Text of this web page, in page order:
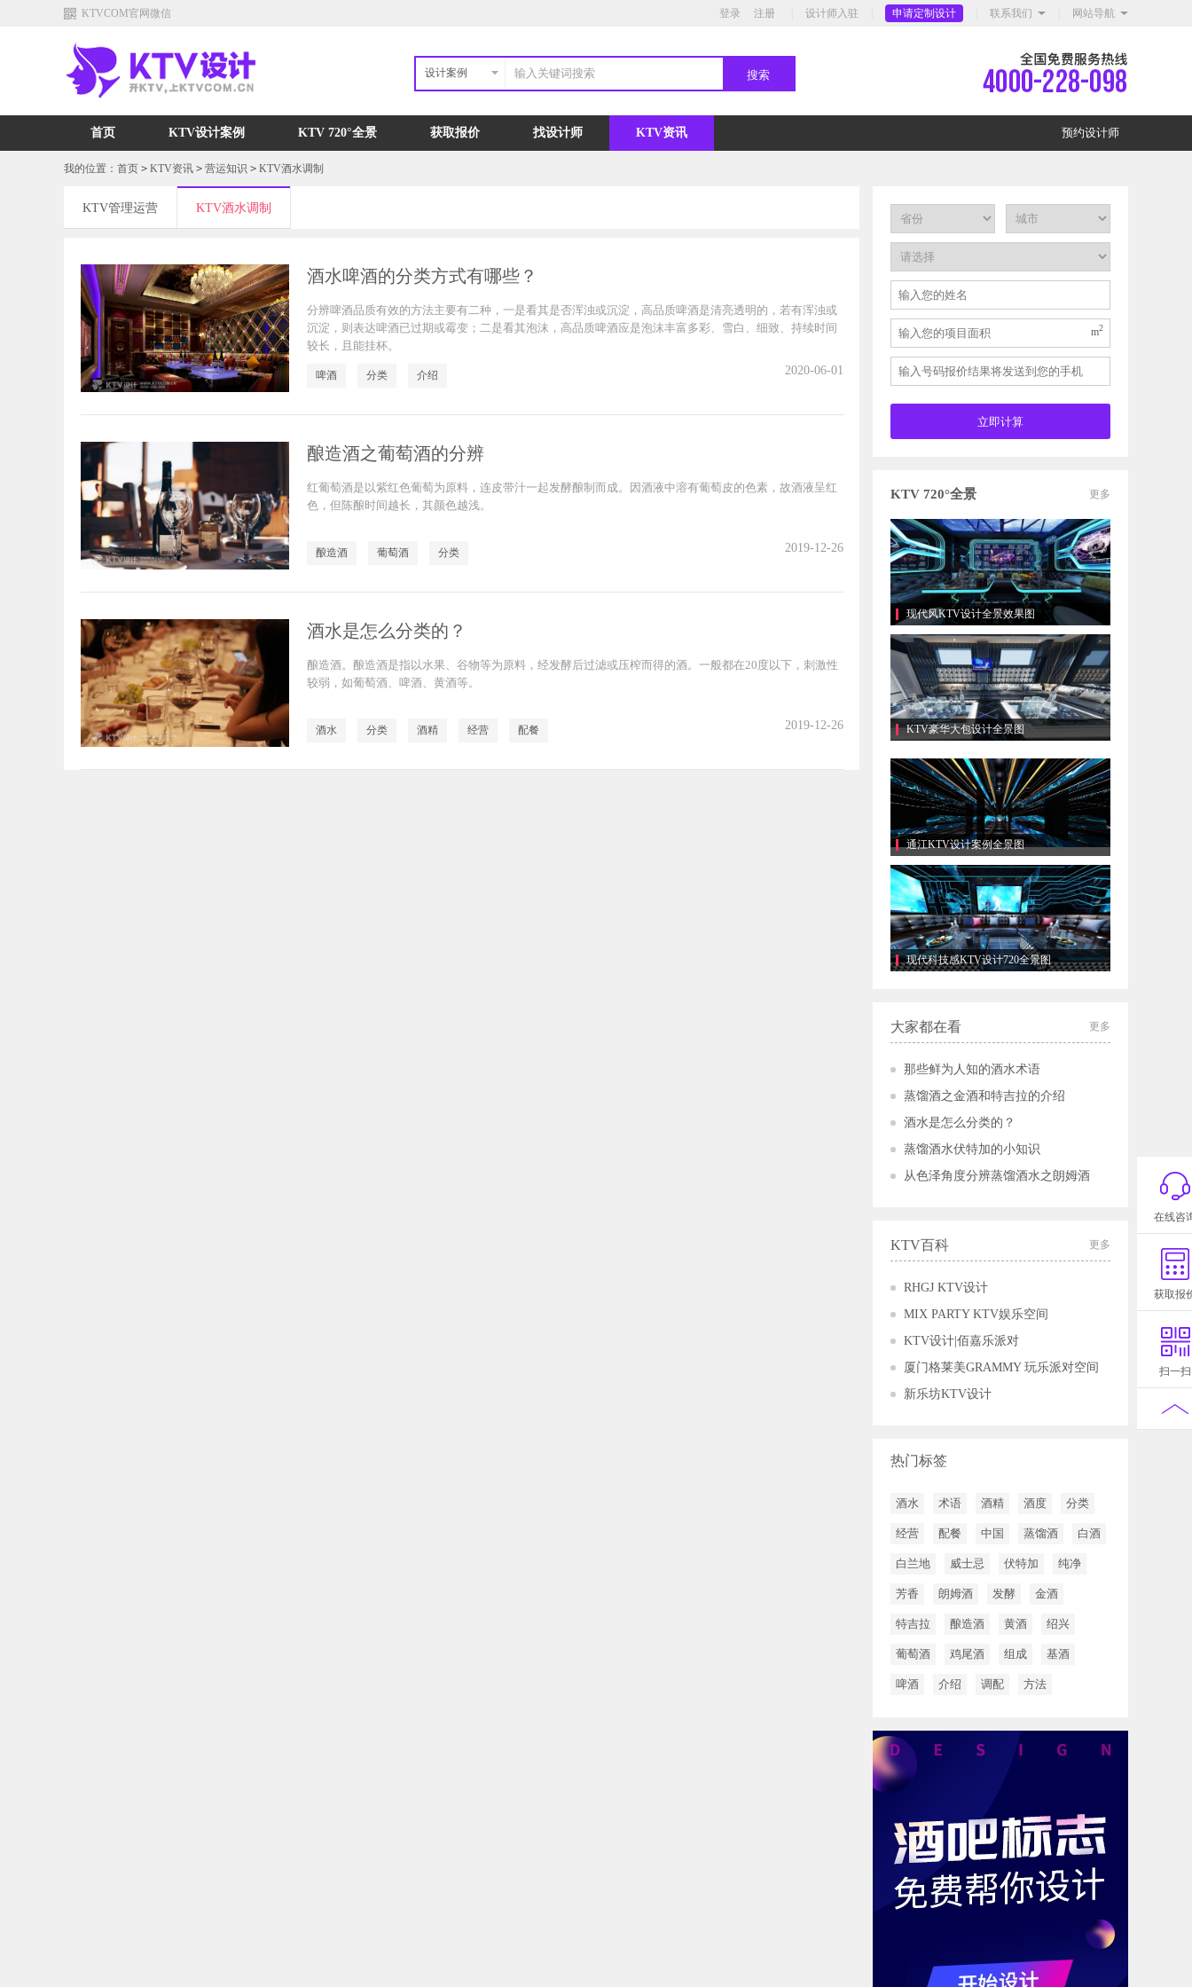
登录 注册 设计师入驻 申请定制设计 联系我们 网站导航
KTVCOM官网微信
设计案例
首页 KTV设计案例 KTV 720°全景 获取报价 找设计师 KTV资讯 预约设计师
我的位置： 首页 > KTV资讯 > 营运知识 > KTV酒水调制
KTV管理运营 KTV酒水调制
酒水啤酒的分类方式有哪些？
分辨啤酒品质有效的方法主要有二种，一是看其是否浑浊或沉淀，高品质啤酒是清亮透明的，若有浑浊或
沉淀，则表达啤酒已过期或霉变；二是看其泡沫，高品质啤酒应是泡沫丰富多彩、雪白、细致、持续时间
较长，且能挂杯。
2020-06-01
啤酒 分类 介绍
酿造酒之葡萄酒的分辨
红葡萄酒是以紫红色葡萄为原料，连皮带汁一起发酵酿制而成。因酒液中溶有葡萄皮的色素，故酒液呈红
色，但陈酿时间越长，其颜色越浅。
2019-12-26
酿造酒 葡萄酒 分类
酒水是怎么分类的？
酿造酒。酿造酒是指以水果、谷物等为原料，经发酵后过滤或压榨而得的酒。一般都在20度以下，刺激性
较弱，如葡萄酒、啤酒、黄酒等。
2019-12-26
酒水 分类 酒精 经营 配餐
m2
更多
KTV 720°全景
现代风KTV设计全景效果图
KTV豪华大包设计全景图
通江KTV设计案例全景图
现代科技感KTV设计720全景图
更多
大家都在看
那些鲜为人知的酒水术语
蒸馏酒之金酒和特吉拉的介绍
酒水是怎么分类的？
蒸馏酒水伏特加的小知识
从色泽角度分辨蒸馏酒水之朗姆酒
更多
KTV百科
RHGJ KTV设计
MIX PARTY KTV娱乐空间
KTV设计|佰嘉乐派对
厦门格莱美GRAMMY 玩乐派对空间
新乐坊KTV设计
热门标签
酒水 术语 酒精 酒度 分类
经营 配餐 中国 蒸馏酒 白酒
白兰地 威士忌 伏特加 纯净
芳香 朗姆酒 发酵 金酒
特吉拉 酿造酒 黄酒 绍兴
葡萄酒 鸡尾酒 组成 基酒
啤酒 介绍 调配 方法
在线咨
获取报
扫一扫